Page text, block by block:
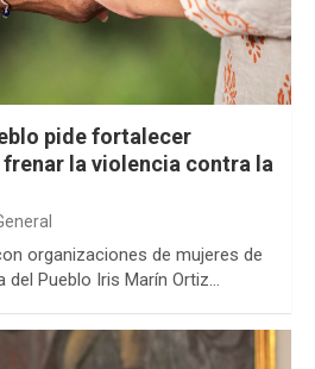
pide fortalecer
la violencia contra la
organizaciones de mujeres de
del Pueblo Iris Marín Ortiz…